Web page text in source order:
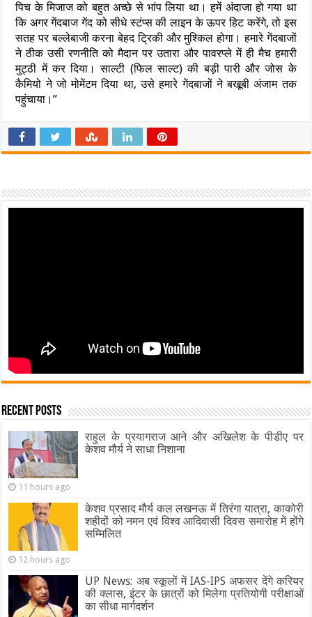
पिच के मिजाज को बहुत अच्छे से भांप लिया था। हमें अंदाजा हो गया था
कि अगर गेंदबाज गेंद को सीधे स्टंप्स की लाइन के ऊपर हिट करेंगे, तो इस
सतह पर बल्लेबाजी करना बेहद ट्रिकी और मुश्किल होगा। हमारे गेंदबाजों
ने ठीक उसी रणनीति को मैदान पर उतारा और पावरप्ले में ही मैच हमारी
मुट्ठी में कर दिया। साल्टी (फिल साल्ट) की बड़ी पारी और जोस के
कैमियो ने जो मोमेंटम दिया था, उसे हमारे गेंदबाजों ने बखूबी अंजाम तक
पहुंचाया।”
Recent Posts
राहुल के प्रयागराज आने और अखिलेश के पीडीए पर
केशव मौर्य ने साधा निशाना
11 hours ago
केशव प्रसाद मौर्य कल लखनऊ में तिरंगा यात्रा, काकोरी
शहीदों को नमन एवं विश्व आदिवासी दिवस समारोह में होंगे
सम्मिलित
12 hours ago
UP News: अब स्कूलों में IAS-IPS अफसर देंगे करियर
की क्लास, इंटर के छात्रों को मिलेगा प्रतियोगी परीक्षाओं
का सीधा मार्गदर्शन